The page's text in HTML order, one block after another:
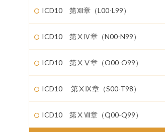
ICD10 第Ⅻ章（L00-L99）
ICD10 第ⅩⅣ章（N00-N99）
ICD10 第ⅩⅤ章（O00-O99）
ICD10 第ⅩⅨ章（S00-T98）
ICD10 第ⅩⅦ章（Q00-Q99）